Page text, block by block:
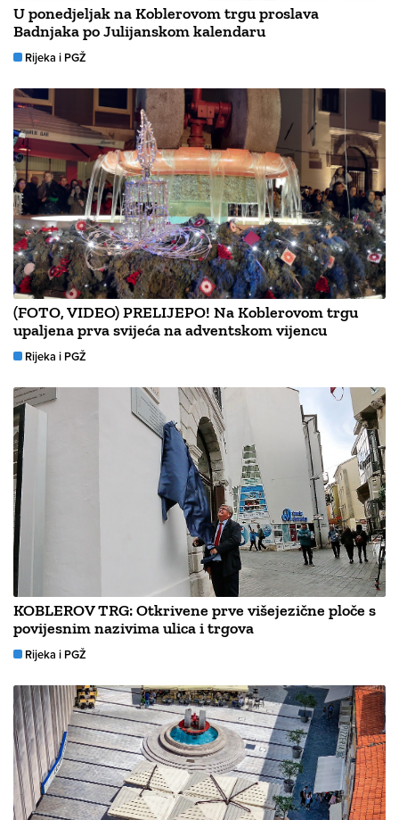
U ponedjeljak na Koblerovom trgu proslava
Badnjaka po Julijanskom kalendaru
Rijeka i PGŽ
(FOTO, VIDEO) PRELIJEPO! Na Koblerovom trgu
upaljena prva svijeća na adventskom vijencu
Rijeka i PGŽ
KOBLEROV TRG: Otkrivene prve višejezične ploče s
povijesnim nazivima ulica i trgova
Rijeka i PGŽ